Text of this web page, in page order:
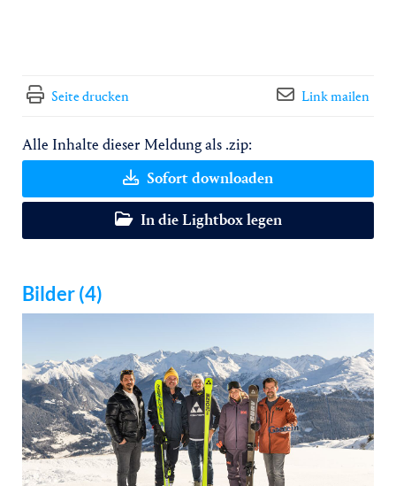
Seite drucken Link mailen
Alle Inhalte dieser Meldung als .zip:
Sofort downloaden
In die Lightbox legen
Bilder (4)